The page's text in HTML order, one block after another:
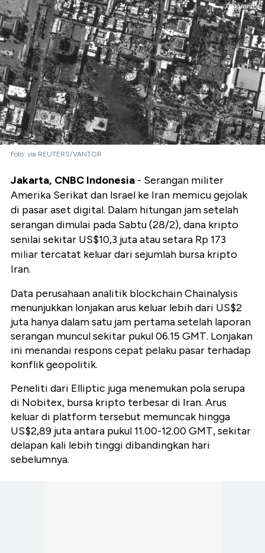
Foto: via REUTERS/VANTOR
Jakarta, CNBC Indonesia - Serangan militer
Amerika Serikat dan Israel ke Iran memicu gejolak
di pasar aset digital. Dalam hitungan jam setelah
serangan dimulai pada Sabtu (28/2), dana kripto
senilai sekitar US$10,3 juta atau setara Rp 173
miliar tercatat keluar dari sejumlah bursa kripto
Iran.
Data perusahaan analitik blockchain Chainalysis
menunjukkan lonjakan arus keluar lebih dari US$2
juta hanya dalam satu jam pertama setelah laporan
serangan muncul sekitar pukul 06.15 GMT. Lonjakan
ini menandai respons cepat pelaku pasar terhadap
konflik geopolitik.
Peneliti dari Elliptic juga menemukan pola serupa
di Nobitex, bursa kripto terbesar di Iran. Arus
keluar di platform tersebut memuncak hingga
US$2,89 juta antara pukul 11.00-12.00 GMT, sekitar
delapan kali lebih tinggi dibandingkan hari
sebelumnya.